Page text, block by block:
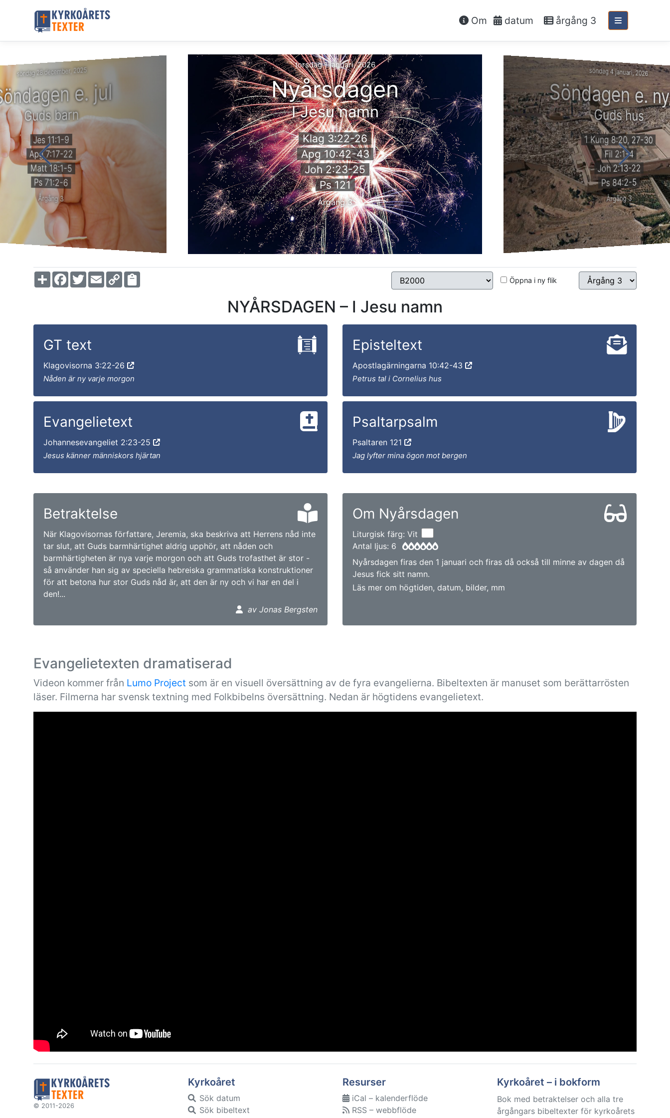
Om datum årgång 3
söndag 28 december, 2025
e. jul
Guds barn
Jes 11:1-9
Apg 7:17-22
Matt 18:1-5
Ps 71:2-6
Årgång 3
torsdag 1 januari, 2026
Nyårsdagen
I Jesu namn
Klag 3:22-26
Apg 10:42-43
Joh 2:23-25
Ps 121
Årgång 3
söndag 4 januari, 2026
Söndagen e.
Guds hus
1 Kung 8:20, 27-30
Fil 2:1-4
Joh 2:13-22
Ps 84:2-5
Årgång 3
ShareFacebook
TwitterEmailCopy
Link Öppna i ny flik
NYÅRSDAGEN – I Jesu namn
GT text
Klagovisorna 3:22-26
Nåden är ny varje morgon
Episteltext
Apostlagärningarna 10:42-43
Petrus tal i Cornelius hus
Evangelietext
Johannesevangeliet 2:23-25
Jesus känner människors hjärtan
Psaltarpsalm
Psaltaren 121
Jag lyfter mina ögon mot bergen
Betraktelse
När Klagovisornas författare, Jeremia, ska beskriva att Herrens nåd inte
tar slut, att Guds barmhärtighet aldrig upphör, att nåden och
barmhärtigheten är nya varje morgon och att Guds trofasthet är stor -
så använder han sig av speciella hebreiska grammatiska konstruktioner
för att betona hur stor Guds nåd är, att den är ny och vi har en del i
den!...
av Jonas Bergsten
Om Nyårsdagen
Liturgisk färg: Vit
Antal ljus: 6
Nyårsdagen firas den 1 januari och firas då också till minne av dagen då
Jesus fick sitt namn.
Läs mer om högtiden, datum, bilder, mm
Evangelietexten dramatiserad
Videon kommer från Lumo Project som är en visuell översättning av de fyra evangelierna. Bibeltexten är manuset som berättarrösten
läser. Filmerna har svensk textning med Folkbibelns översättning. Nedan är högtidens evangelietext.
© 2011-2026
Kyrkoåret
Sök datum
Sök bibeltext
Resurser
iCal – kalenderflöde
RSS – webbflöde
Kyrkoåret – i bokform
Bok med betraktelser och alla tre
årgångars bibeltexter för kyrkoårets